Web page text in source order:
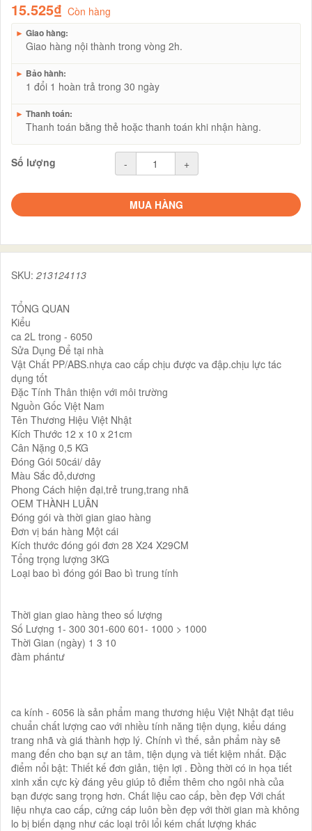
15.525₫ Còn hàng
► Giao hàng:
Giao hàng nội thành trong vòng 2h.
► Bảo hành:
1 đổi 1 hoàn trả trong 30 ngày
► Thanh toán:
Thanh toán bằng thẻ hoặc thanh toán khi nhận hàng.
Số lượng - +
MUA HÀNG
SKU: 213124113
TỔNG QUAN
Kiểu
ca 2L trong - 6050
Sửa Dụng Để tại nhà
Vật Chất PP/ABS.nhựa cao cấp chịu được va đập.chịu lực tác
dụng tốt
Đặc Tính Thân thiện với môi trường
Nguồn Gốc Việt Nam
Tên Thương Hiệu Việt Nhật
Kích Thước 12 x 10 x 21cm
Cân Nặng 0,5 KG
Đóng Gói 50cái/ dây
Màu Sắc đỏ,dương
Phong Cách hiện đại,trẻ trung,trang nhã
OEM THÀNH LUÂN
Đóng gói và thời gian giao hàng
Đơn vị bán hàng Một cái
Kích thước đóng gói đơn 28 X24 X29CM
Tổng trọng lượng 3KG
Loại bao bì đóng gói Bao bì trung tính
Thời gian giao hàng theo số lượng
Số Lượng 1- 300 301-600 601- 1000 > 1000
Thời Gian (ngày) 1 3 10
đàm phántư
ca kính - 6056 là sản phẩm mang thương hiệu Việt Nhật đạt tiêu
chuẩn chất lượng cao với nhiều tính năng tiện dụng, kiểu dáng
trang nhã và giá thành hợp lý. Chính vì thế, sản phẩm này sẽ
mang đến cho bạn sự an tâm, tiện dụng và tiết kiệm nhất. Đặc
điểm nổi bật: Thiết kế đơn giản, tiện lợi . Đồng thời có in họa tiết
xinh xắn cực kỳ đáng yêu giúp tô điểm thêm cho ngôi nhà của
bạn được sang trọng hơn. Chất liệu cao cấp, bền đẹp Với chất
liệu nhựa cao cấp, cứng cáp luôn bền đẹp với thời gian mà không
lo bị biến dạng như các loại trôi lổi kém chất lượng khác